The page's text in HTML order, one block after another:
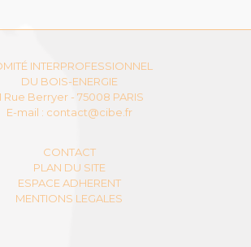
INTERPROFESSIONNEL
DU BOIS-ENERGIE
Rue Berryer - 75008 PARIS
E-mail : contact@cibe.fr
CONTACT
PLAN DU SITE
ESPACE ADHERENT
MENTIONS LEGALES